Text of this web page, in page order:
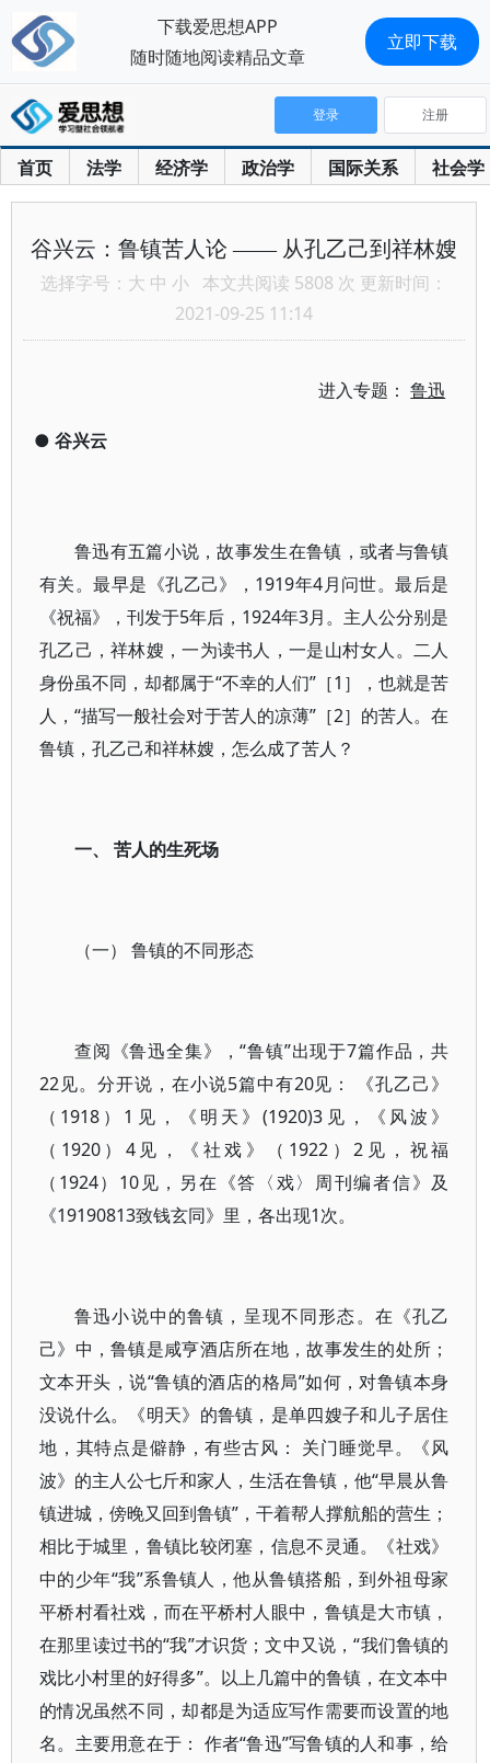
首页 法学 经济学 政治学 国际关系 社会学
登录 注册
谷兴云：鲁镇苦人论 —— 从孔乙己到祥林嫂
选择字号： 大 中 小 本文共阅读 5808 次 更新时间：
2021-09-25 11:14
进入专题：鲁迅
● 谷兴云
鲁迅有五篇小说，故事发生在鲁镇，或者与鲁镇
有关。最早是《孔乙己》，1919年4月问世。最后是
《祝福》，刊发于5年后，1924年3月。主人公分别是
孔乙己，祥林嫂，一为读书人，一是山村女人。二人
身份虽不同，却都属于“不幸的人们”［1］，也就是苦
人，“描写一般社会对于苦人的凉薄”［2］的苦人。在
鲁镇，孔乙己和祥林嫂，怎么成了苦人？
一、 苦人的生死场
（一） 鲁镇的不同形态
查阅《鲁迅全集》，“鲁镇”出现于7篇作品，共
22见。分开说，在小说5篇中有20见： 《孔乙己》
（1918）1见，《明天》(1920)3见，《风波》
（1920）4见，《社戏》（1922）2见，祝福
（1924）10见，另在《答〈戏〉周刊编者信》及
《19190813致钱玄同》里，各出现1次。
鲁迅小说中的鲁镇，呈现不同形态。在《孔乙
己》中，鲁镇是咸亨酒店所在地，故事发生的处所；
文本开头，说“鲁镇的酒店的格局”如何，对鲁镇本身
没说什么。《明天》的鲁镇，是单四嫂子和儿子居住
地，其特点是僻静，有些古风： 关门睡觉早。《风
波》的主人公七斤和家人，生活在鲁镇，他“早晨从鲁
镇进城，傍晚又回到鲁镇”，干着帮人撑航船的营生；
相比于城里，鲁镇比较闭塞，信息不灵通。《社戏》
中的少年“我”系鲁镇人，他从鲁镇搭船，到外祖母家
平桥村看社戏，而在平桥村人眼中，鲁镇是大市镇，
在那里读过书的“我”才识货；文中又说，“我们鲁镇的
戏比小村里的好得多”。以上几篇中的鲁镇，在文本中
的情况虽然不同，却都是为适应写作需要而设置的地
名。主要用意在于： 作者“鲁迅”写鲁镇的人和事，给
下载爱思想APP
随时随地阅读精品文章
立即下载